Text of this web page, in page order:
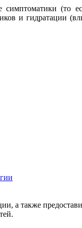
(то
и гидратации
а также